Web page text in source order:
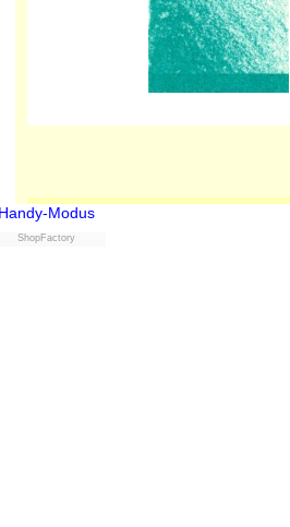
Gekochtes Leinsamenöl,